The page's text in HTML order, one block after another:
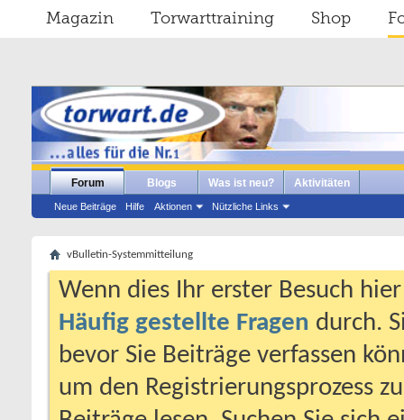
Magazin Torwarttraining Shop
Forum
Neue Beiträge Hilfe Aktionen Nützliche Links
Blogs Was ist neu? Aktivitäten
vBulletin-Systemmitteilung
Wenn dies Ihr erster Besuch
Häufig gestellte Fragen durch.
bevor Sie Beiträge verfassen
um den Registrierungsprozess